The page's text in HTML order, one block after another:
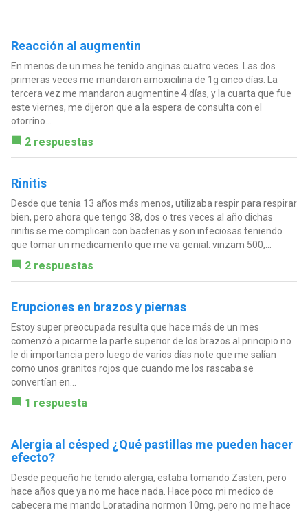
Reacción al augmentin
En menos de un mes he tenido anginas cuatro veces. Las dos
primeras veces me mandaron amoxicilina de 1g cinco días. La
tercera vez me mandaron augmentine 4 días, y la cuarta que fue
este viernes, me dijeron que a la espera de consulta con el
otorrino...
2 respuestas
Rinitis
Desde que tenia 13 años más menos, utilizaba respir para respirar
bien, pero ahora que tengo 38, dos o tres veces al año dichas
rinitis se me complican con bacterias y son infeciosas teniendo
que tomar un medicamento que me va genial: vinzam 500,...
2 respuestas
Erupciones en brazos y piernas
Estoy super preocupada resulta que hace más de un mes
comenzó a picarme la parte superior de los brazos al principio no
le di importancia pero luego de varios días note que me salían
como unos granitos rojos que cuando me los rascaba se
convertían en...
1 respuesta
Alergia al césped ¿Qué pastillas me pueden hacer
efecto?
Desde pequeño he tenido alergia, estaba tomando Zasten, pero
hace años que ya no me hace nada. Hace poco mi medico de
cabecera me mando Loratadina normon 10mg, pero no me hace